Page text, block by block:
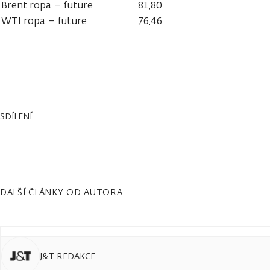
Brent ropa – future
81,80
WTI ropa – future
76,46
SDÍLENÍ
DALŠÍ ČLÁNKY OD AUTORA
J&T REDAKCE